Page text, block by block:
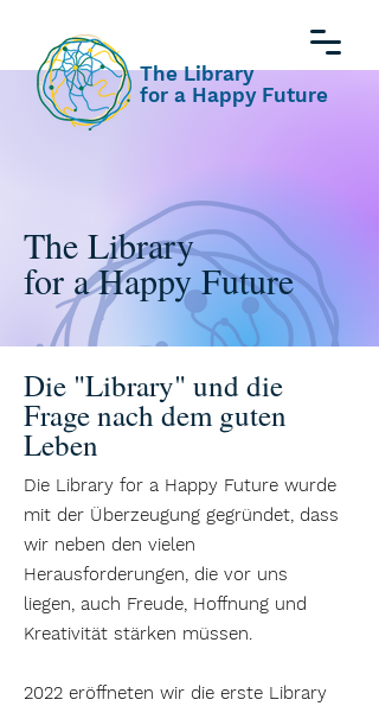
The Library
for a Happy Future
The Library
for a Happy Future
Die "Library" und die
Frage nach dem guten
Leben
Die Library for a Happy Future wurde
mit der Überzeugung gegründet, dass
wir neben den vielen
Herausforderungen, die vor uns
liegen, auch Freude, Hoffnung und
Kreativität stärken müssen.
2022 eröffneten wir die erste Library